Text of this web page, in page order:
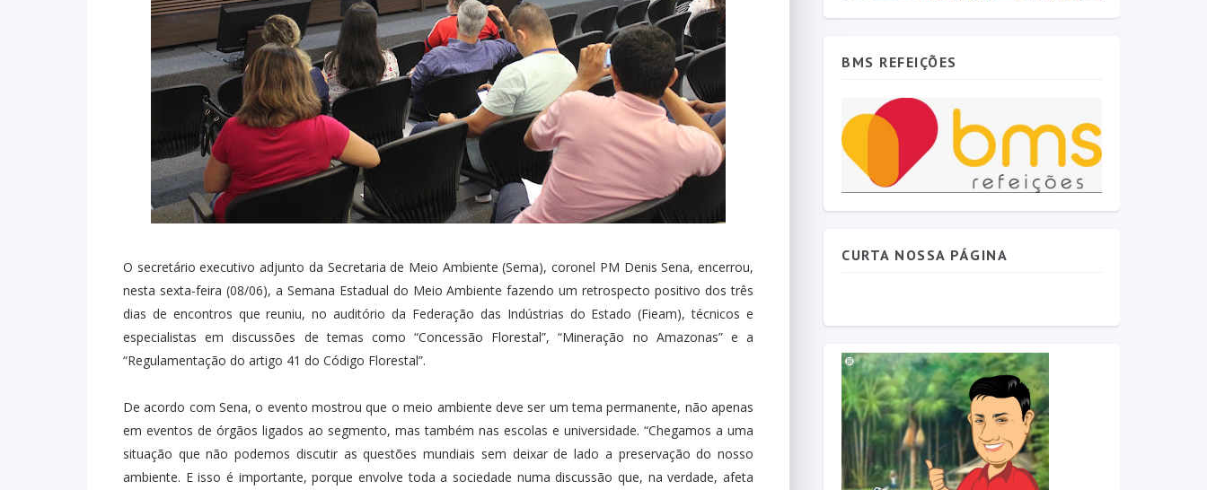
O secretário executivo adjunto da Secretaria de Meio Ambiente (Sema), coronel PM Denis Sena, encerrou,
nesta sexta-feira (08/06), a Semana Estadual do Meio Ambiente fazendo um retrospecto positivo dos três
dias de encontros que reuniu, no auditório da Federação das Indústrias do Estado (Fieam), técnicos e
especialistas em discussões de temas como “Concessão Florestal”, “Mineração no Amazonas” e a
“Regulamentação do artigo 41 do Código Florestal”.
De acordo com Sena, o evento mostrou que o meio ambiente deve ser um tema permanente, não apenas
em eventos de órgãos ligados ao segmento, mas também nas escolas e universidade. “Chegamos a uma
situação que não podemos discutir as questões mundiais sem deixar de lado a preservação do nosso
ambiente. E isso é importante, porque envolve toda a sociedade numa discussão que, na verdade, afeta
BMS REFEIÇÕES
CURTA NOSSA PÁGINA